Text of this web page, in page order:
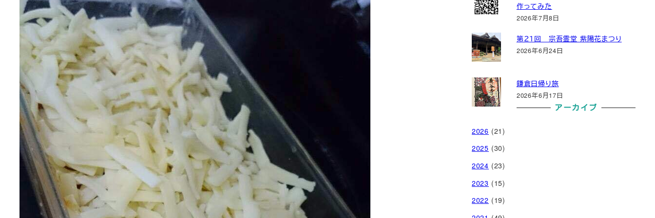
作ってみた
2026年7月8日
第２１回 宗吾霊堂 紫陽花まつり
2026年6月24日
鎌倉日帰り旅
2026年6月17日
アーカイブ
2026 (21)
2025 (30)
2024 (23)
2023 (15)
2022 (19)